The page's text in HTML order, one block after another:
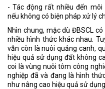
- Tác động rất nhiều đến
nếu không có biện pháp xử lý
Nhìn chung, mặc dù ĐBSCL
nhiều hình thức khác nhau.
vẫn còn là nuôi quảng canh,
hiệu quả sử dụng đất không
coi là vùng nuôi tôm công
nghiệp đã và đang là hình
như nâng cao hiệu quả sử